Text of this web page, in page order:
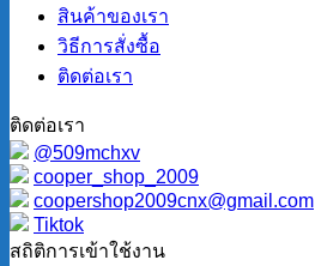
สินค้าของเรา
วิธีการสั่งซื้อ
ติดต่อเรา
ติดต่อเรา
@509mchxv
cooper_shop_2009
coopershop2009cnx@gmail.com
Tiktok
สถิติการเข้าใช้งาน